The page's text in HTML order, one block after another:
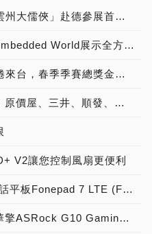
SNSplus好玩家旗下手遊「雲州大儒俠」赴德參展首度亮相
SP廣穎電通將於德國2015 Embedded World展示全方位工控系列產品
正統MOBA鉅作《獵神》席捲來台，春季季賽總獎金冠軍獨拿新台幣1000萬!!!
曜越攜手五大電腦裝機龍頭：原價屋、三井、順發、燦坤及Yahoo! 共同發表『SPM雲端智慧電源管理平台』 曜越最新五款聯名綠能電競機全貌釋出
V2讓您控制風扇更便利
華碩首款Android 5.0 LTE通話平板Fonepad 7 LTE (FE375CL)疾速上市
全自動智能優化網遊頻寬》華擎ASRock G10 Gaming Router電競無線路由器，正式上市！